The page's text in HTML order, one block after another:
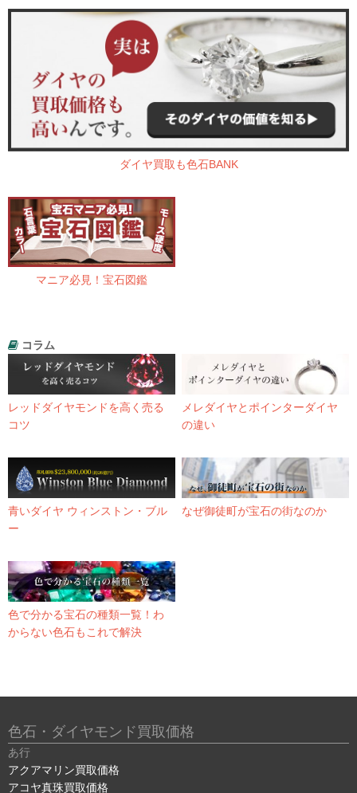
ダイヤ買取も色石BANK
マニア必見！宝石図鑑
コラム
レッドダイヤモンドを高く売る
コツ
メレダイヤとポインターダイヤ
の違い
青いダイヤ ウィンストン・ブル
ー
なぜ御徒町が宝石の街なのか
色で分かる宝石の種類一覧！わ
からない色石もこれで解決
色石・ダイヤモンド買取価格
あ行
アクアマリン買取価格
アコヤ真珠買取価格